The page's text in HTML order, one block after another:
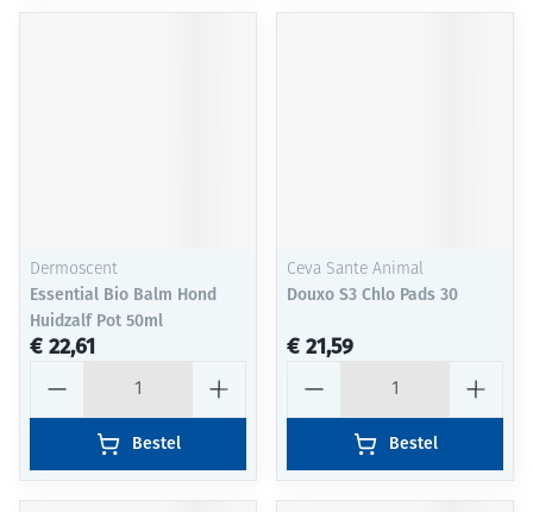
Dermoscent
Essential Bio Balm Hond
Huidzalf Pot 50ml
€ 22,61
Bestel
Ceva Sante Animal
Douxo S3 Chlo Pads 30
€ 21,59
Bestel